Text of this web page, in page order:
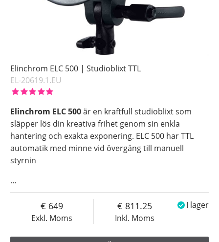
Elinchrom ELC 500 | Studioblixt TTL
EL-20619.1.EU
Elinchrom ELC 500är en kraftfull studioblixt som
släpper lös din kreativa frihet genom sin enkla
hantering och exakta exponering. ELC 500 har TTL
automatik med minne vid övergång till manuell
styrnin
…
Exkl. Moms
649
Inkl. Moms
811.25 I lager